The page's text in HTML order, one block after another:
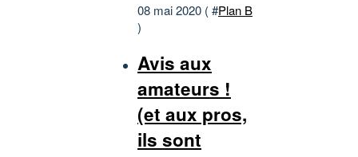
08 mai 2020 ( #Plan B
)
Avis aux
amateurs !
(et aux pros,
ils sont